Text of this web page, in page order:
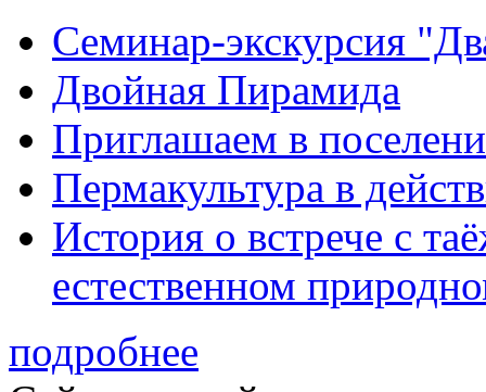
Семинар-экскурсия
Двойная Пирамида
Приглашаем в
Пермакультура в
История о встрече с
естественном
подробнее